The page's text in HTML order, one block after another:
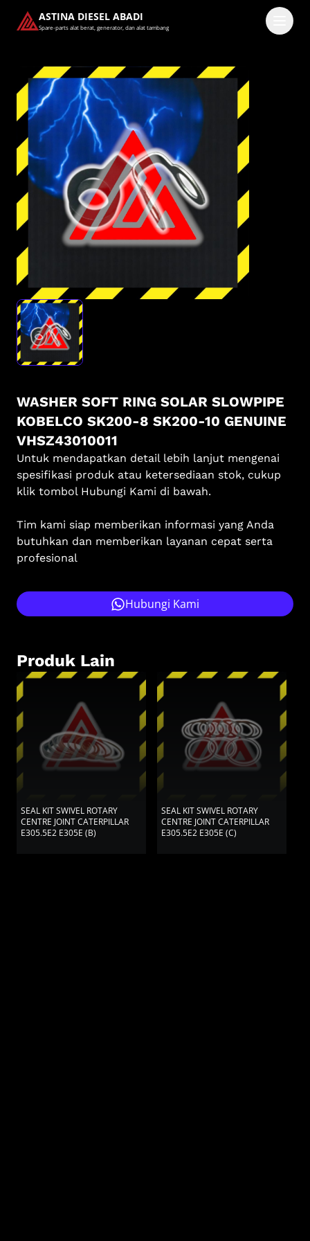
ASTINA DIESEL ABADI
Spare-parts alat berat, generator, dan alat tambang
Masuk
Pilih methode masuk
Lanjutkan dengan Google
Dengan melanjutkan, kamu telah membaca dan setuju
denganKetentuan LayanandanKebijakan Privasi kami.
WASHER SOFT RING SOLAR SLOWPIPE
KOBELCO SK200-8 SK200-10 GENUINE
VHSZ43010011
Untuk mendapatkan detail lebih lanjut mengenai
spesifikasi produk atau ketersediaan stok, cukup
klik tombol Hubungi Kami di bawah.
Tim kami siap memberikan informasi yang Anda
butuhkan dan memberikan layanan cepat serta
profesional
Hubungi Kami
Produk Lain
SEAL KIT SWIVEL ROTARY
CENTRE JOINT CATERPILLAR
E305.5E2 E305E (B)
SEAL KIT SWIVEL ROTARY
CENTRE JOINT CATERPILLAR
E305.5E2 E305E (C)